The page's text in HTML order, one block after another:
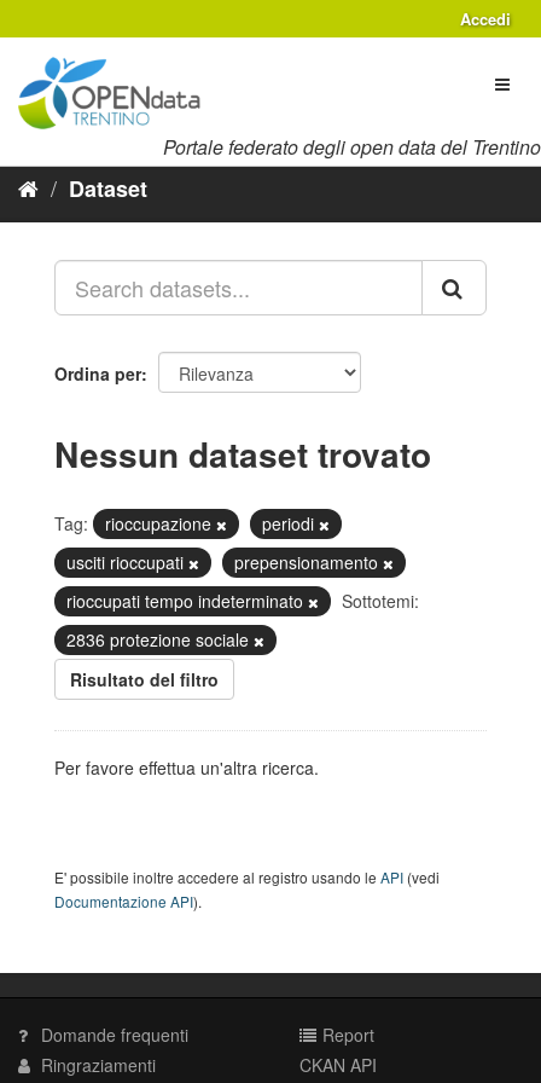
al
contenuto
Accedi
Portale federato degli open data del Trentino
Dataset
Ordina per
Nessun dataset trovato
Tag: rioccupazione
periodi
usciti rioccupati
prepensionamento
rioccupati tempo indeterminato
Sottotemi:
2836 protezione sociale
Risultato del filtro
Per favore effettua un'altra ricerca.
E' possibile inoltre accedere al registro usando le API (vedi
Documentazione API).
Domande frequenti
Ringraziamenti
Report
CKAN API